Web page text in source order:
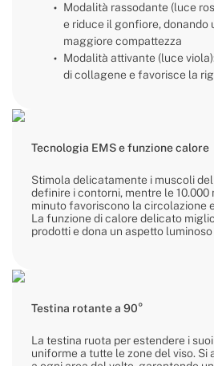
Modalità rassodante (luce
e riduce il gonfiore,
maggiore compattezza
Modalità attivante (luce
di collagene e favorisce la
Tecnologia EMS e funzione calore
Stimola delicatamente i muscoli
definire i contorni, mentre le 10.000
minuto favoriscono la circolazione
La funzione di calore delicato
prodotti e dona un aspetto luminoso
Testina rotante a 90°
La testina ruota per estendere i
uniforme a tutte le zone del viso. Si